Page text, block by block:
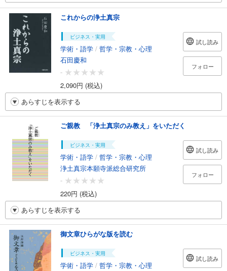
これからの浄土真宗
ビジネス・実用
学術・語学 / 哲学・宗教・心理
石田慶和
-
2,090円 (税込)
試し読み
フォロー
あらすじを表示する
ご親教 「浄土真宗のみ教え」をいただく
ビジネス・実用
学術・語学 / 哲学・宗教・心理
浄土真宗本願寺派総合研究所
-
220円 (税込)
試し読み
フォロー
あらすじを表示する
御文章ひらがな版を読む
ビジネス・実用
学術・語学 / 哲学・宗教・心理
試し読み